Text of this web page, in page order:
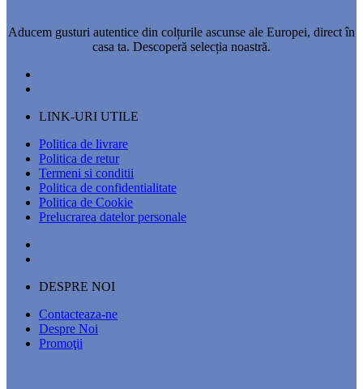
Aducem gusturi autentice din colțurile ascunse ale Europei, direct în
casa ta. Descoperă selecția noastră.
LINK-URI UTILE
Politica de livrare
Politica de retur
Termeni si conditii
Politica de confidentialitate
Politica de Cookie
Prelucrarea datelor personale
DESPRE NOI
Contacteaza-ne
Despre Noi
Promoţii